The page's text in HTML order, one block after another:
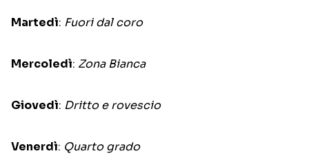
Martedì: Fuori dal coro
Mercoledì: Zona Bianca
Giovedì: Dritto e rovescio
Venerdì: Quarto grado